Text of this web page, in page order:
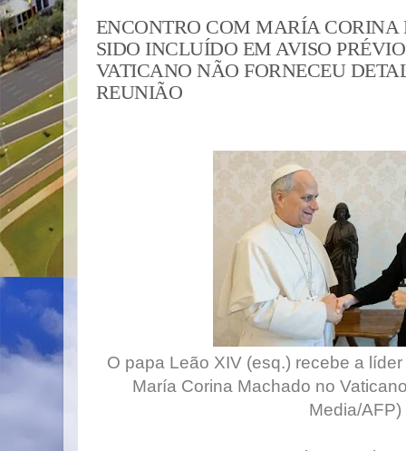
ENCONTRO COM MARÍA
SIDO INCLUÍDO EM AVISO
VATICANO NÃO FORNECEU
REUNIÃO
O papa Leão XIV (esq.) recebe a
María Corina Machado no
Media/AFP)